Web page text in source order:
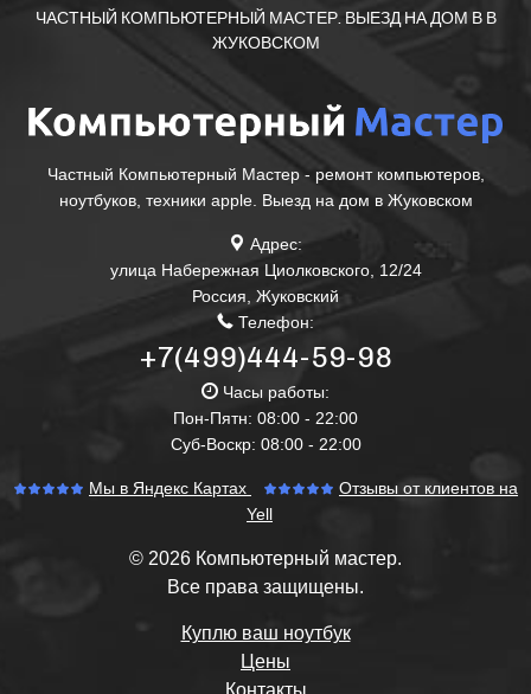
ЧАСТНЫЙ КОМПЬЮТЕРНЫЙ МАСТЕР. ВЫЕЗД НА ДОМ В В
ЖУКОВСКОМ
Частный Компьютерный Мастер - ремонт компьютеров,
ноутбуков, техники apple. Выезд на дом в Жуковском
Адрес:
улица Набережная Циолковского, 12/24
Россия, Жуковский
Телефон:
+7(499)444-59-98
Часы работы:
Пон-Пятн: 08:00 - 22:00
Суб-Воскр: 08:00 - 22:00
Мы в Яндекс Картах
Отзывы от клиентов на
Yell
© 2026 Компьютерный мастер.
Все права защищены.
Куплю ваш ноутбук
Цены